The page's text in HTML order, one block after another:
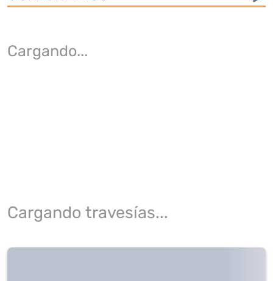
Cargando...
Cargando travesías...